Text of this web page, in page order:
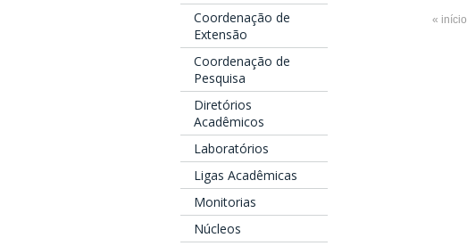
Coordenação de
Extensão
Coordenação de
Pesquisa
Diretórios
Acadêmicos
Laboratórios
Ligas Acadêmicas
Monitorias
Núcleos
« início